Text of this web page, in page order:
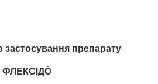
препарату
ФЛЕКСІДÒ